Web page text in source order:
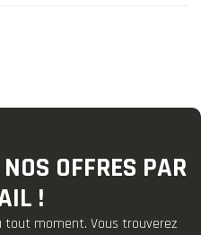
OFFRES PAR
!
tout moment. Vous trouverez